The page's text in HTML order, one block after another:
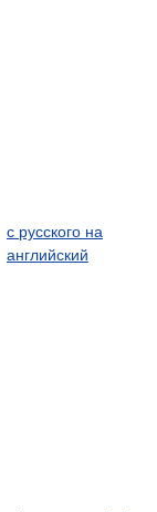
с русского на
английский